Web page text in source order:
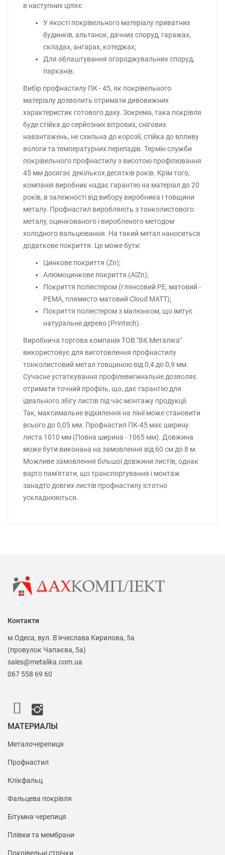
в наступних цілях:
У якості покрівельного матеріалу приватних
будинків, альтанок, дачних споруд, гаражах,
складах, ангарах, котеджах;
Для облаштування огороджувальних споруд,
парканів.
Вибір профнастилу ПК - 45, як покрівельного
матеріалу дозволить отримати дивовижних
характеристик готового даху. Зокрема, така покрівля
буде стійка до серйозних вітрових, снігових
навантажень, не схильна до корозії, стійка до впливу
вологи та температурних перепадів. Термін служби
покрівельного профнастилу з висотою профілювання
45 мм досягає декількох десятків років. Крім того,
компанія виробник надає гарантію на матеріал до 20
років, в залежності від вибору виробника і товщини
металу. Профнастил виробляють з тонколистового
металу, оцинкованого і виробленого методом
холодного вальцювання. На такий метал наноситься
додаткове покриття. Це може бути:
Цинкове покриття (Zn);
Алюмоцинкове покриття (AlZn);
Покриття поліестером (глянсовий РЕ, матовий -
РЕМА, плямисто-матовий Cloud MATT);
Покриття поліестером з малюнком, що імітує
натуральне дерево (Printech).
Виробнича торгова компанія ТОВ "ВК Металіка"
використовує для виготовлення профнастилу
тонколистовий метал товщиною від 0,4 до 0,9 мм.
Сучасне устаткування профілевигинальне дозволяє
отримати точний профіль, що, дає гарантію для
ідеального збігу листів під час монтажу продукції.
Так, максимальне відхилення на лінії може становити
всього до 0,05 мм. Профнастил ПК-45 має ширину
листа 1010 мм (Повна ширина - 1065 мм). Довжина
може бути виконана на замовлення від 60 см до 8 м.
Можливе замовлення більшої довжини листів, однак
варто пам'ятати, що транспортування і монтаж
занадто довгих листів профнастилу істотно
ускладнюються.
Контакти
м.Одеса, вул. В'ячеслава Кирилова, 5а
(провулок Чапаєва, 5а)
sales@metalika.com.ua
067 558 69 60
МАТЕРИАЛЫ
Металочерепиця
Профнастил
Клікфальц
Фальцева покрівля
Бітумна черепиця
Плівки та мембрани
Покрівельні стрічки